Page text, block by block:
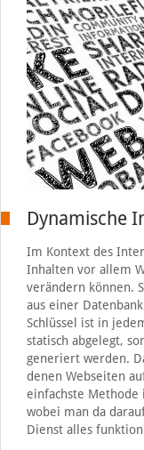
Dynamische
Im Kontext des
Inhalten vor allem
verändern können.
aus einer
Schlüssel ist in
statisch abgelegt,
generiert werden.
denen Webseiten
einfachste Methode
wobei man da
Dienst alles